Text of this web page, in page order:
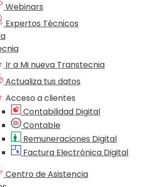
Webinars
Expertos Técnicos
Ir a Mi nueva Transtecnia
Actualiza tus datos
Acceso a clientes
Contabilidad Digital
Contable
Remuneraciones Digital
Factura Electrónica Digital
Centro de Asistencia